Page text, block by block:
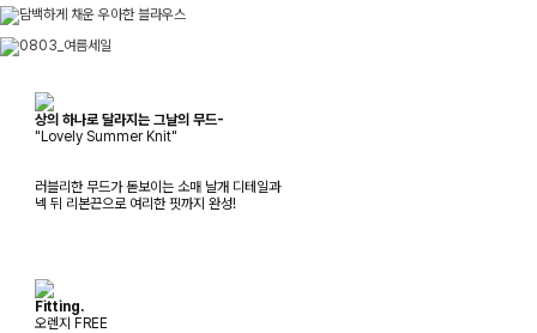
상의 하나로 달라지는 그날의 무드-
"Lovely Summer Knit"
러블리한 무드가 돋보이는 소매 날개 디테일과
넥 뒤 리본끈으로 여리한 핏까지 완성!
Fitting.
오렌지 FREE